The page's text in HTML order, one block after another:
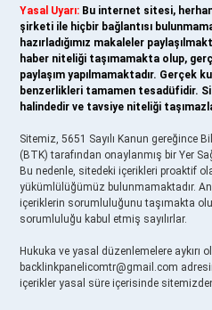
Yasal Uyarı: Bu internet sitesi,
şirketi ile hiçbir bağlantısı
hazırladığımız makaleler
haber niteliği taşımamakta olup,
paylaşım yapılmamaktadır. Gerçek
benzerlikleri tamamen tesadüfidir.
halindedir ve tavsiye niteliği
Sitemiz, 5651 Sayılı Kanun gereğince
(BTK) tarafından onaylanmış bir Yer
Bu nedenle, sitedeki içerikleri proaktif
yükümlülüğümüz bulunmamaktadır.
içeriklerin sorumluluğunu taşımakta
sorumluluğu kabul etmiş sayılırlar.
Hukuka ve yasal düzenlemelere
backlinkpanelicomtr@gmail.com
içerikler yasal süre içerisinde sitemizden